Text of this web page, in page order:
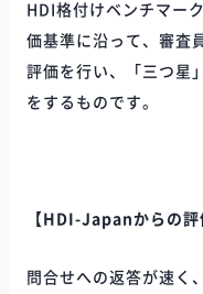
HDI格付けベンチマー
価基準に沿って、審査
評価を行い、「三つ星
をするものです。
【HDI-Japanからの評
問合せへの返答が速く